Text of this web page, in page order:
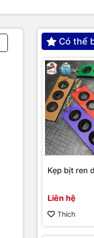
Có thể
Kẹp bịt ren
Liên hệ
Thích